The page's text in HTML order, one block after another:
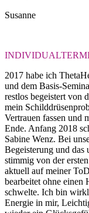
Susanne
2017 habe ich
und dem Basis-
restlos begeistert von
mein
Vertrauen fassen und
Ende. Anfang 2018
Sabine Wenz. Bei
Begeisterung und das
stimmig von der
aktuell auf meiner
bearbeitet ohne einen
schwelte. Ich bin
Energie in mir,